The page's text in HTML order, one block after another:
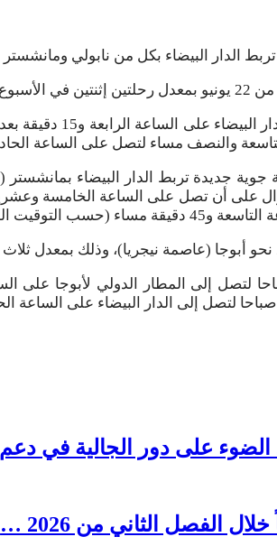
بكل من نابولي ومانشستر وأبوجا،
وستنطلق الرحلات،
التاسعة والنصف مساء لتصل على الساعة
الملكية المغربية، يوم 23 يونيو القادم، رحلة جوية
الدار البيضاء على الساعة الواحدة و45 دقيقة بعد الزوال
المحلي).
(عاصمة نيجريا)، وذلك بمعدل ثلاث
من الدار البيضاء على الساعة الواحدة و15 دقيقة
على الساعة الحادية عشر و55 دقيقة صباحا (حسب
على دور الجالية في دعم